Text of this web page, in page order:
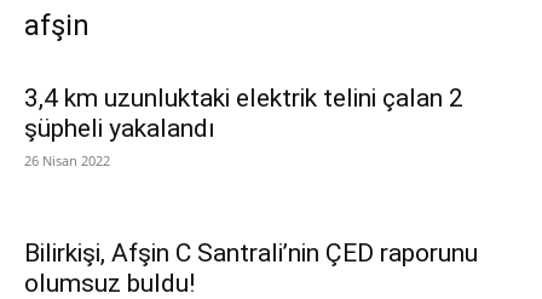
afşin
3,4 km uzunluktaki elektrik telini çalan 2
şüpheli yakalandı
26 Nisan 2022
Bilirkişi, Afşin C Santrali’nin ÇED raporunu
olumsuz buldu!